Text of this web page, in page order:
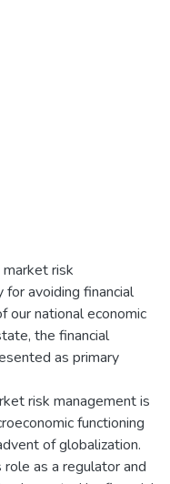
risk
avoiding financial
our national economic
the financial
as primary
risk management is
functioning
of globalization.
as a regulator and